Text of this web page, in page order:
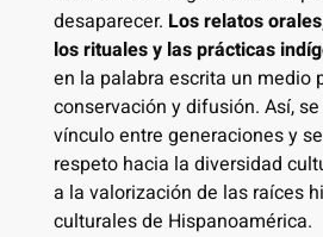
desaparecer. Los relatos
los rituales y las prácticas
en la palabra escrita un medio
conservación y difusión. Así,
vínculo entre generaciones y
respeto hacia la diversidad
a la valorización de las raíces
culturales de Hispanoamérica.